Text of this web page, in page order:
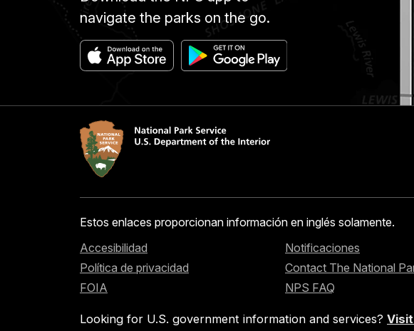
navigate the parks on the go.
Estos enlaces proporcionan información en inglés solamente.
Accesibilidad
Política de privacidad
FOIA
Notificaciones
Contact The National
NPS FAQ
Looking for U.S. government information and services?